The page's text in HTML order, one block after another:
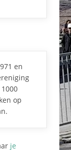
en
op
je